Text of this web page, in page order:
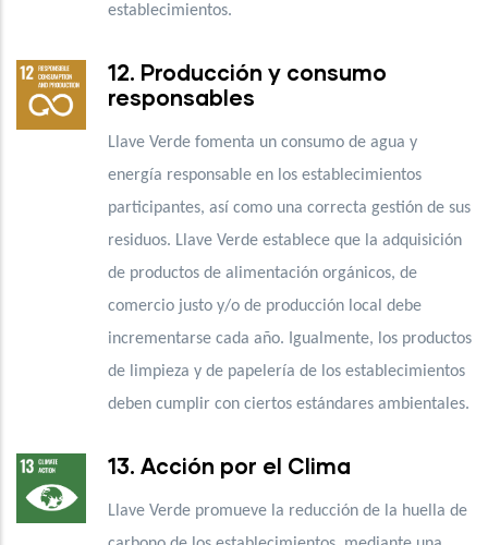
establecimientos.
12. Producción y consumo
responsables
Llave Verde fomenta un consumo de agua y
energía responsable en los establecimientos
participantes, así como una correcta gestión de sus
residuos. Llave Verde establece que la adquisición
de productos de alimentación orgánicos, de
comercio justo y/o de producción local debe
incrementarse cada año. Igualmente, los productos
de limpieza y de papelería de los establecimientos
deben cumplir con ciertos estándares ambientales.
13. Acción por el Clima
Llave Verde promueve la reducción de la huella de